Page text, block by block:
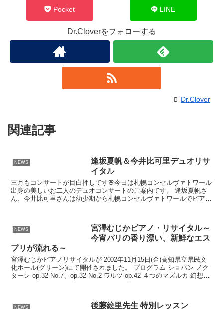
Pocket LINE
Dr.Cloverをフォローする
Dr.Clover
関連記事
NEWS
逢坂夏帆＆今井比可里デュオリサ
イタル
三月もコンサートが目白押しです🌸今日は札幌コンセルヴァトワール
出身の美しいお二人のデュオコンサートのご案内です。 逢坂夏帆さ
ん、今井比可里さんは幼少期から札幌コンセルヴァトワールでピアノ
NEWS
宮澤むじかピアノ・リサイタル～
今宵パリの香り漂い、新鮮なエス
プリが流れる～
宮澤むじかピアノリサイタルが 2002年11月15日(金)高知県立県民文
化ホール(グリーン)にて開催されました。 プログラム ショパン ノク
ターン op.32-No.7、op.32-No.2 ワルツ op.42 ４つのマズルカ 幻想ポ
NEWS 後藤絵里先生 特別レッスン